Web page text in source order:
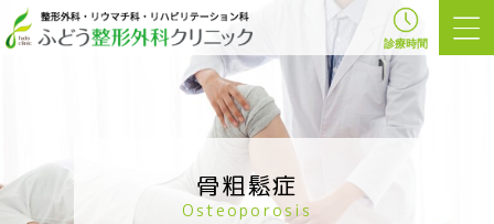
診療時間
骨粗鬆症
Osteoporosis